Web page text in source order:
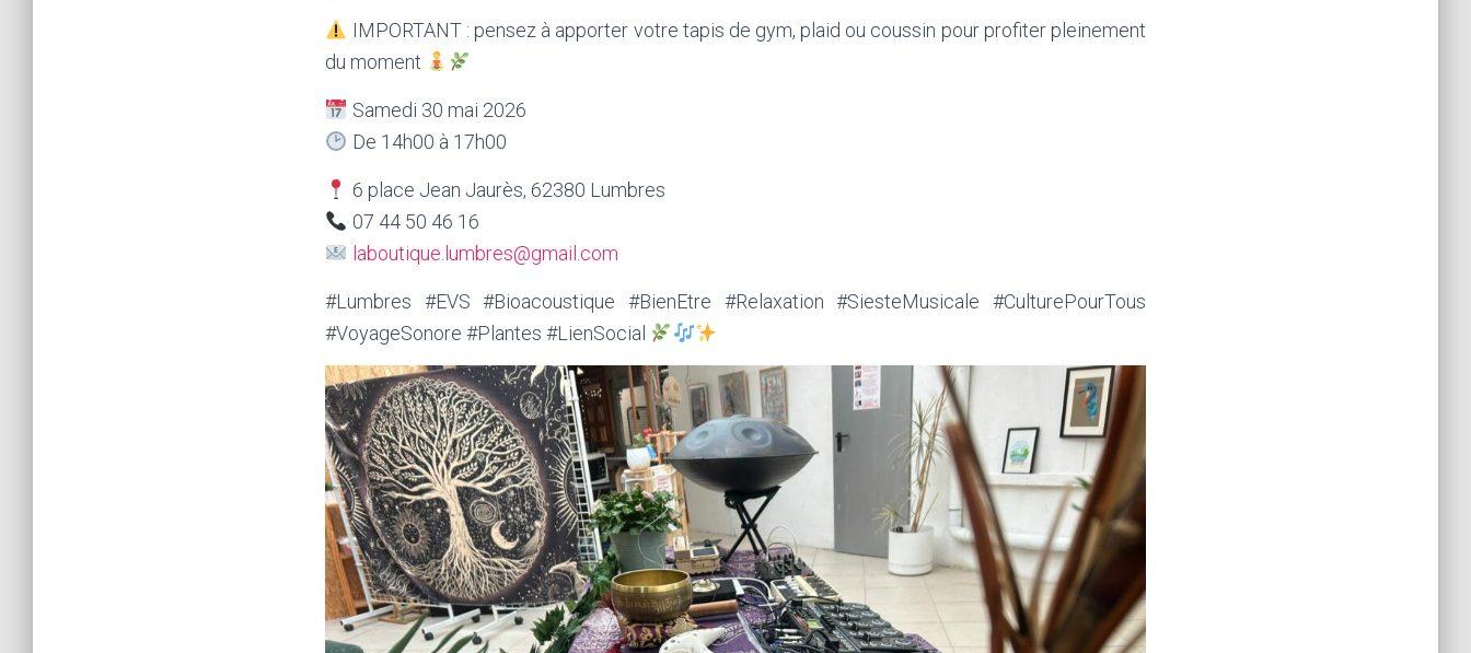
IMPORTANT : pensez à apporter votre tapis de gym, plaid ou coussin pour profiter pleinement
du moment
Samedi 30 mai 2026
De 14h00 à 17h00
6 place Jean Jaurès, 62380 Lumbres
07 44 50 46 16
laboutique.lumbres@gmail.com
#Lumbres #EVS #Bioacoustique #BienEtre #Relaxation #SiesteMusicale #CulturePourTous
#VoyageSonore #Plantes #LienSocial